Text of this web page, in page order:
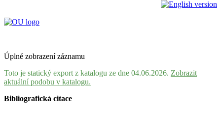
Úplné zobrazení záznamu
Toto je statický export z katalogu ze dne 04.06.2026. Zobrazit
aktuální podobu v katalogu.
Bibliografická citace